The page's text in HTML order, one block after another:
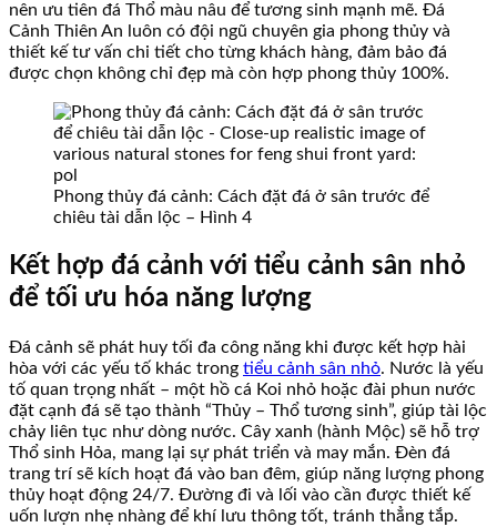
nên ưu tiên đá Thổ màu nâu để tương sinh mạnh mẽ. Đá
Cảnh Thiên An luôn có đội ngũ chuyên gia phong thủy và
thiết kế tư vấn chi tiết cho từng khách hàng, đảm bảo đá
được chọn không chỉ đẹp mà còn hợp phong thủy 100%.
Phong thủy đá cảnh: Cách đặt đá ở sân trước để
chiêu tài dẫn lộc – Hình 4
Kết hợp đá cảnh với tiểu cảnh sân nhỏ
để tối ưu hóa năng lượng
Đá cảnh sẽ phát huy tối đa công năng khi được kết hợp hài
hòa với các yếu tố khác trong tiểu cảnh sân nhỏ. Nước là yếu
tố quan trọng nhất – một hồ cá Koi nhỏ hoặc đài phun nước
đặt cạnh đá sẽ tạo thành “Thủy – Thổ tương sinh”, giúp tài lộc
chảy liên tục như dòng nước. Cây xanh (hành Mộc) sẽ hỗ trợ
Thổ sinh Hỏa, mang lại sự phát triển và may mắn. Đèn đá
trang trí sẽ kích hoạt đá vào ban đêm, giúp năng lượng phong
thủy hoạt động 24/7. Đường đi và lối vào cần được thiết kế
uốn lượn nhẹ nhàng để khí lưu thông tốt, tránh thẳng tắp.